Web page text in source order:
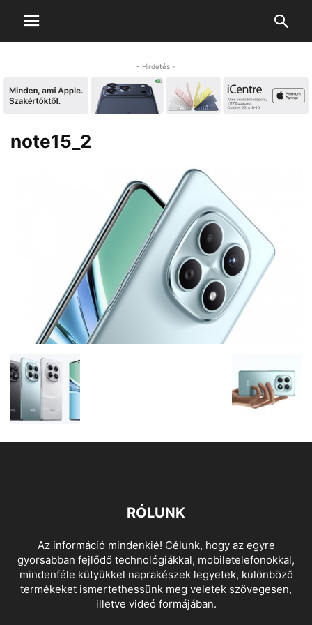
- Hirdetés -
note15_2
RÓLUNK
Az információ mindenkié! Célunk, hogy az egyre
gyorsabban fejlődő technológiákkal, mobiletelefonokkal,
mindenféle kütyükkel naprakészek legyetek, különböző
termékeket ismertethessünk meg veletek szövegesen,
illetve videó formájában.